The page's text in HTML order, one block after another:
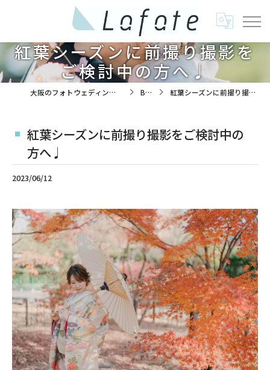
紅葉シーズンに前撮り撮影を
ご検討中の方へ♩
大阪のフォトウェディングは株式会社ラフエイト BLOG 紅葉シーズンに前撮り撮影をご検討中の方へ♩
紅葉シーズンに前撮り撮影をご検討中の
方へ♩
2023/06/12